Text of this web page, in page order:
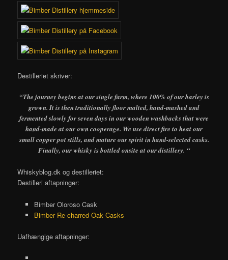
Destilleriet skriver:
“The journey begins at our single farm, where 100% of our barley is
grown. It is then traditionally floor malted, hand-mashed and
fermented slowly for seven days in our wooden washbacks that were
hand-made at our own cooperage. We use direct fire to heat our
small copper pot stills, and mature our spirit in hand-selected casks.
Finally, our whisky is bottled onsite at our distillery. “
Whiskyblog.dk og destilleriet:
Destilleri aftapninger:
Bimber Oloroso Cask
Bimber Re-charred Oak Casks
Uafhængige aftapninger: